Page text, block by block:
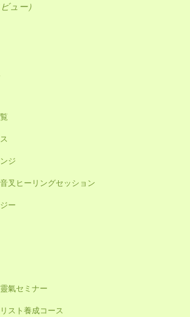
ュー）
ジ
叉ヒーリングセッション
ー
氣セミナー
スト養成コース